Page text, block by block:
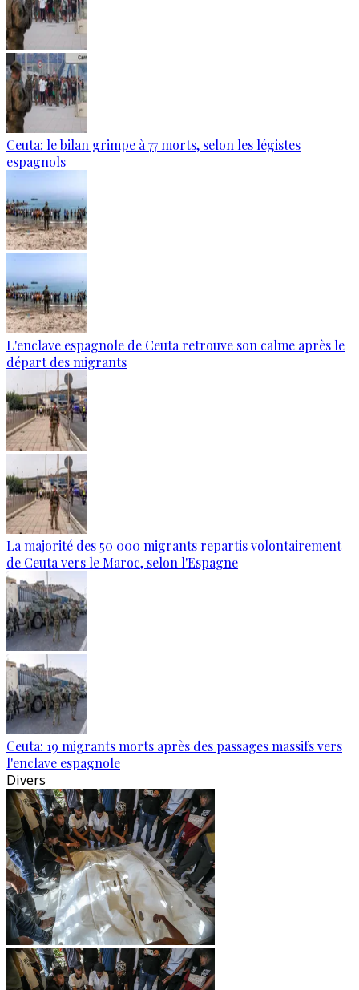
Ceuta: le bilan grimpe à 77 morts, selon les légistes
espagnols
L'enclave espagnole de Ceuta retrouve son calme après le
départ des migrants
La majorité des 50 000 migrants repartis volontairement
de Ceuta vers le Maroc, selon l'Espagne
Ceuta: 19 migrants morts après des passages massifs vers
l'enclave espagnole
Divers